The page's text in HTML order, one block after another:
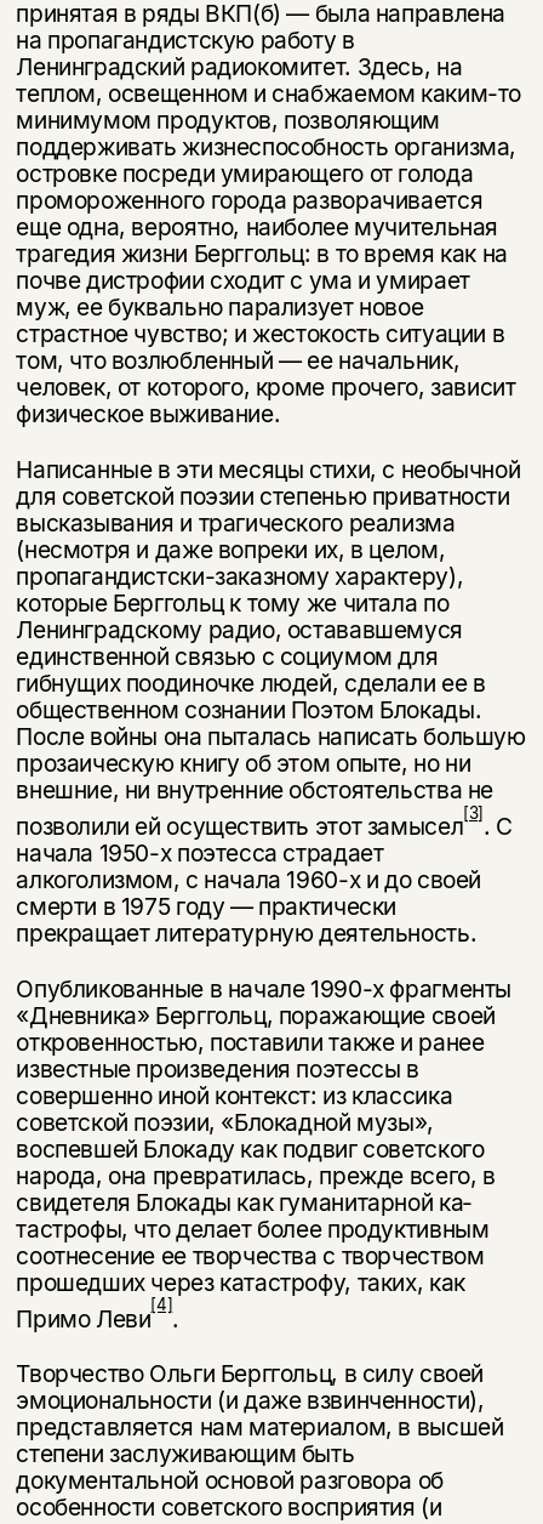
принятая в ряды ВКП(б) — была на­правлена
на пропагандистскую работу в
Ленинградский радиокомитет. Здесь, на
теплом, освещенном и снабжаемом каким-то
минимумом продуктов, поз­воляющим
поддерживать жизнеспособность организма,
островке посреди умирающего от голода
промороженного города разворачивается
еще одна, ве­роятно, наиболее мучительная
трагедия жизни Берггольц: в то время как на
почве дистрофии сходит с ума и умирает
муж, ее буквально парализует новое
страстное чувство; и жестокость ситуации в
том, что возлюбленный — ее на­чальник,
человек, от которого, кроме прочего, зависит
физическое выживание.
Написанные в эти месяцы стихи, с необычной
для советской поэзии степе­нью приватности
высказывания и трагического реализма
(несмотря и даже вопреки их, в целом,
пропагандистски-заказному характеру),
которые Берг­гольц к тому же читала по
Ленинградскому радио, остававшемуся
единствен­ной связью с социумом для
гибнущих поодиночке людей, сделали ее в
обще­ственном сознании Поэтом Блокады.
После войны она пыталась написать большую
прозаическую книгу об этом опыте, но ни
внешние, ни внутренние обстоятельства не
позволили ей осуществить этот замысел[3]. С
начала 1950-х поэтесса страдает
алкоголизмом, с начала 1960-х и до своей
смерти в 1975 го­ду — практически
прекращает литературную деятельность.
Опубликованные в начале 1990-х фрагменты
«Дневника» Берггольц, по­ражающие своей
откровенностью, поставили также и ранее
известные про­изведения поэтессы в
совершенно иной контекст: из классика
советской поэ­зии, «Блокадной музы»,
воспевшей Блокаду как подвиг советского
народа, она превратилась, прежде всего, в
свидетеля Блокады как гуманитарной ка­
тастрофы, что делает более продуктивным
соотнесение ее творчества с твор­чеством
прошедших через катастрофу, таких, как
Примо Леви[4].
Творчество Ольги Берггольц, в силу своей
эмоциональности (и даже взвин­ченности),
представляется нам материалом, в высшей
степени заслуживаю­щим быть
документальной основой разговора об
особенности советского вос­приятия (и